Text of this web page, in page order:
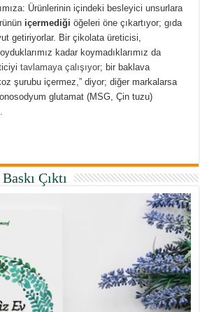
Ürünlerinin içindeki besleyici unsurlara
içermediğiöğeleri öne çıkartıyor; gıda
getiriyorlar. Bir çikolata üreticisi,
kadar koymadıklarımız da
tavlamaya çalışıyor; bir baklava
şurubu içermez,” diyor; diğer markalarsa
glutamat (MSG, Çin tuzu)
Çıktı